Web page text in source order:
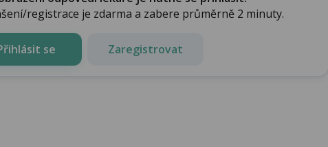
registrace je zdarma a zabere průměrně 2 minuty.
se Zaregistrovat